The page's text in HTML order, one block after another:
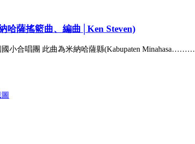
哈薩搖籃曲、編曲│Ken Steven)
小合唱團 此曲為米納哈薩縣(Kabupaten Minahasa………